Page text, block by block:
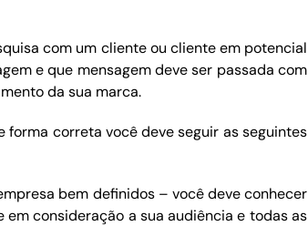
com um cliente ou cliente em potencial
e que mensagem deve ser passada com
da sua marca.
correta você deve seguir as seguintes
bem definidos – você deve conhecer
em consideração a sua audiência e todas as